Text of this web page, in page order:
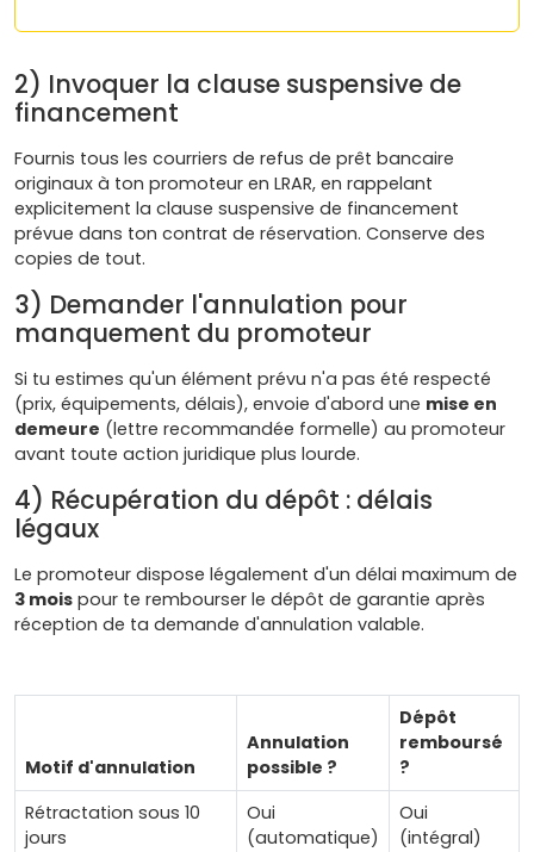
2) Invoquer la clause suspensive de
financement
Fournis tous les courriers de refus de prêt bancaire
originaux à ton promoteur en LRAR, en rappelant
explicitement la clause suspensive de financement
prévue dans ton contrat de réservation. Conserve des
copies de tout.
3) Demander l'annulation pour
manquement du promoteur
Si tu estimes qu'un élément prévu n'a pas été respecté
(prix, équipements, délais), envoie d'abord une mise en
demeure (lettre recommandée formelle) au promoteur
avant toute action juridique plus lourde.
4) Récupération du dépôt : délais
légaux
Le promoteur dispose légalement d'un délai maximum de
3 mois pour te rembourser le dépôt de garantie après
réception de ta demande d'annulation valable.
Motif d'annulation
Annulation
possible ?
Dépôt
remboursé
?
Rétractation sous 10
jours
Oui
(automatique)
Oui
(intégral)